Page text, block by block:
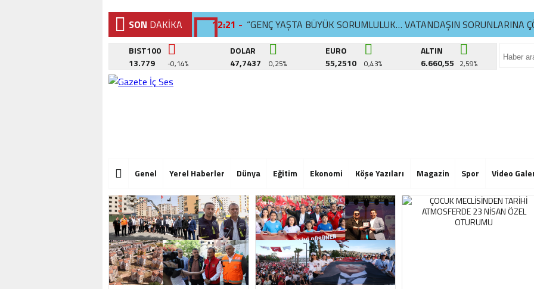
SON DAKİKA 12:21 - “GENÇ YAŞTA BÜYÜK SORUMLULUK… VATANDAŞIN SORUNLARINA
12:02 - BEYLİKDÜZÜ’NDE YAZ SPOR KURSLARI TÜM HIZIYLA DEVAM EDİYOR
12:26 - SANATLA YAŞAM ATÖLYELERİ’NDE 6. DÖNEM BAŞLADI
BIST100
13.779
-0,14%
DOLAR
47,7437
0,25%
EURO
55,2510
0,43%
ALTIN
6.660,55 2,59%
Genel Yerel Haberler Dünya Eğitim Ekonomi Köşe Yazıları Magazin Spor Video